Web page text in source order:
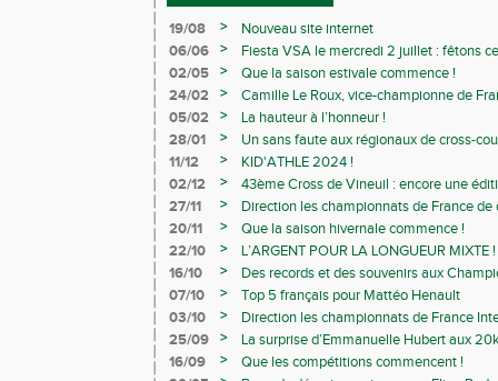
19/08 >
Nouveau site internet
06/06
>
Fiesta VSA le mercredi 2 juillet : fêtons
02/05
>
Que la saison estivale commence !
24/02
>
Camille Le Roux, vice-championne de
05/02
>
La hauteur à l’honneur !
28/01
>
Un sans faute aux régionaux de cross-
11/12
>
KID'ATHLE 2024 !
02/12
>
43ème Cross de Vineuil : encore une
27/11
>
Direction les championnats de France de
20/11
>
Que la saison hivernale commence !
22/10
>
L’ARGENT POUR LA LONGUEUR MIXTE !
16/10
>
Des records et des souvenirs aux
Avenirs
07/10 >
Top 5 français pour Mattéo Henault
03/10
>
Direction les championnats de France
25/09
>
La surprise d’Emmanuelle Hubert aux
16/09
>
Que les compétitions commencent !